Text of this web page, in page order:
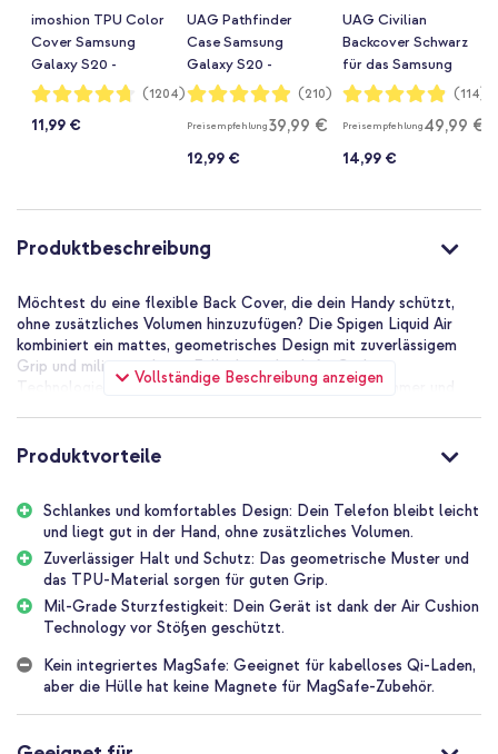
imoshion TPU Color
Cover Samsung
Galaxy S20 -
Schwarz
Bewertung:
94%
(1204)
11,99 €
UAG Pathfinder
Case Samsung
Galaxy S20 -
Schwarz
Bewertung:
98%
(210)
Preisempfehlung39,99 €
12,99 €
UAG Civilian
Backcover Schwarz
für das Samsung
Galaxy S20
Bewertung:
97%
(114)
Preisempfehlung49,99 €
14,99 €
Produktbeschreibung
Vollständige Beschreibung anzeigen
Möchtest du eine flexible Back Cover, die dein Handy schützt,
ohne zusätzliches Volumen hinzuzufügen? Die Spigen Liquid Air
kombiniert ein mattes, geometrisches Design mit zuverlässigem
Grip und militärgradigem Fallschutz durch Air Cushion
Technologie. Halte dein Gerät bequem in der Hand, immer und
Schützender Grip
jedem Winkel sorgt. Das bedeutet, dass du dein Gerät fest und
bequem hältst, was die Wahrscheinlichkeit eines Sturzes verringert.
Sollte dein Gerät doch fallen, absorbiert der Mil-grade
zertifizierte Fallschutz durch Air Cushion Technology einen
Aufprall so gut wie möglich, an jeder Ecke. Die erhöhten Ränder
bieten zusätzlichen Schutz für sowohl dein Display als auch deine
Schlank und clever
unnötig groß zu machen. Das geometrische Muster verleiht einen
Produktvorteile
Schlankes und komfortables Design: Dein Telefon bleibt leicht
und liegt gut in der Hand, ohne zusätzliches Volumen.
Zuverlässiger Halt und Schutz: Das geometrische Muster und
das TPU-Material sorgen für guten Grip.
Mil-Grade Sturzfestigkeit: Dein Gerät ist dank der Air Cushion
Technology vor Stößen geschützt.
Kein integriertes MagSafe: Geeignet für kabelloses Qi-Laden,
aber die Hülle hat keine Magnete für MagSafe-Zubehör.